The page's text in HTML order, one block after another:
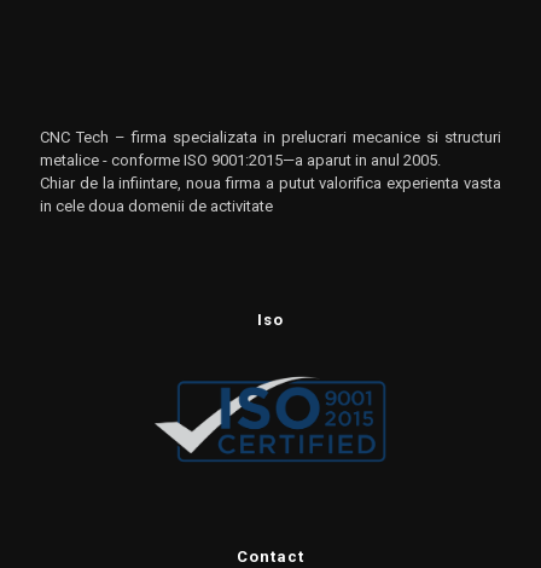
CNC Tech – firma specializata in prelucrari mecanice si structuri
metalice - conforme ISO 9001:2015—a aparut in anul 2005.
Chiar de la infiintare, noua firma a putut valorifica experienta vasta
in cele doua domenii de activitate
Iso
Contact